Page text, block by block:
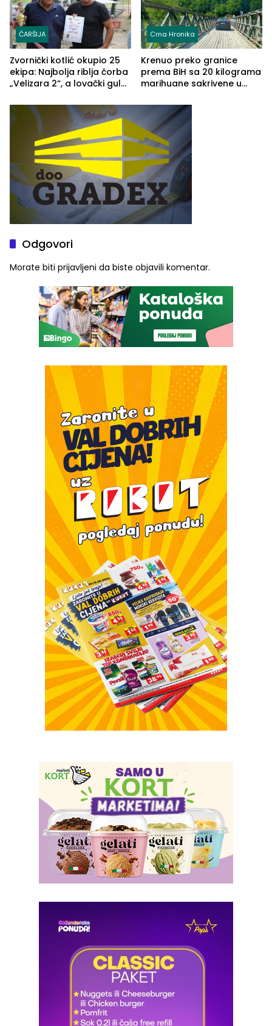
ČARŠIJA
Zvornički kotlić okupio 25
ekipa: Najbolja riblja čorba
„Velizara 2“, a lovački gulaš
Crna Hronika
Krenuo preko granice
prema BiH sa 20 kilograma
marihuane sakrivene u
Odgovori
Morate biti prijavljeni da biste objavili komentar.